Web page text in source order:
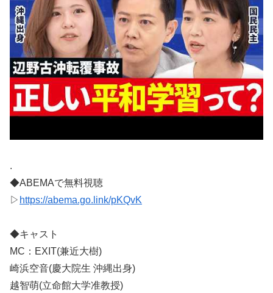
.
◆ABEMAで無料視聴
▷ https://abema.go.link/pKQvK
◆キャスト
MC：EXIT(兼近大樹)
崎浜空音(慶大院生 沖縄出身)
越智萌(立命館大学准教授)